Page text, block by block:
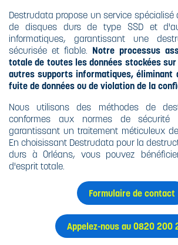
Destrudata propose un service
de disques durs de type SSD et
informatiques, garantissant une
sécurisée et fiable. Notre processus
totale de toutes les données stockées
autres supports informatiques, éliminant
fuite de données ou de violation de la
Nous utilisons des méthodes de
conformes aux normes de sécurité
garantissant un traitement méticuleux
En choisissant Destrudata pour la
durs à Orléans, vous pouvez
d'esprit totale.
Formulaire de contact
Appelez-nous au 0820 200